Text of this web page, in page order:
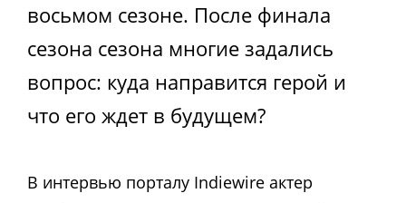
восьмом сезоне. После финала
сезона сезона многие задались
вопрос: куда направится герой и
что его ждет в будущем?
В интервью порталу Indiewire актер